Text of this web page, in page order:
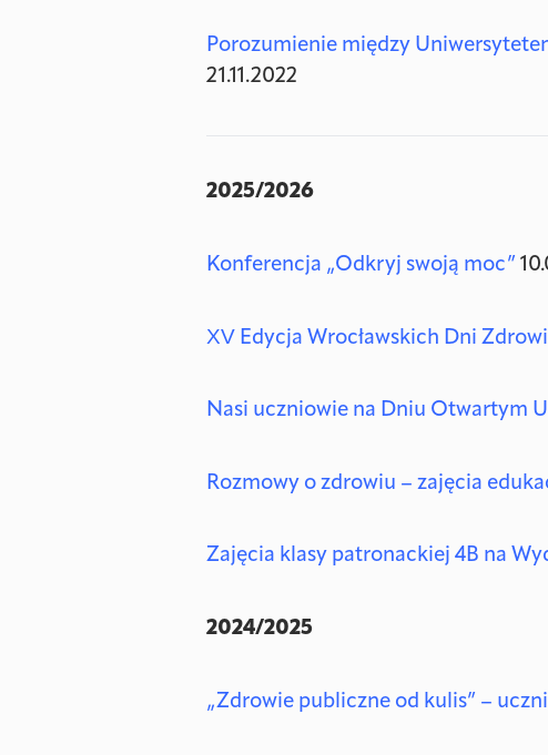
Porozumienie między
21.11.2022
2025/2026
Konferencja „Odkryj swoją moc”
XV Edycja Wrocławskich Dni
Nasi uczniowie na Dniu Otwartym
Rozmowy o zdrowiu – zajęcia
Zajęcia klasy patronackiej 4B na
2024/2025
„Zdrowie publiczne od kulis” –